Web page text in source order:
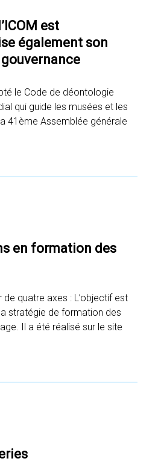
est
également son
le Code de déontologie
qui guide les musées et les
41ème Assemblée générale
en formation des
quatre axes : L’objectif est
stratégie de formation des
Il a été réalisé sur le site